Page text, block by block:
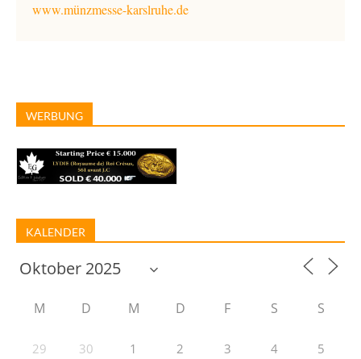
www.münzmesse-karslruhe.de
WERBUNG
KALENDER
M D M D F S S
29 30 1 2 3 4 5